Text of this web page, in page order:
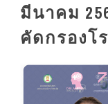
มีนาคม
คัดกรองโ